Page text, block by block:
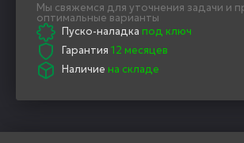
Мы свяжемся для уточнения задачи и
оптимальные варианты
Пуско-наладка под ключ
Гарантия 12 месяцев
Наличие на складе